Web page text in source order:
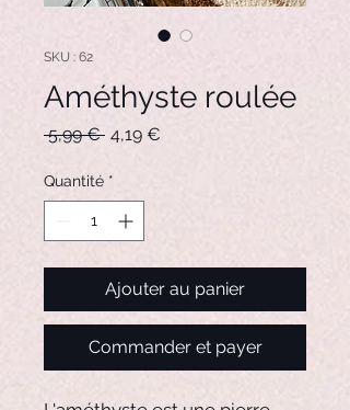
SKU : 62
Améthyste roulée
5,99 € Prix
4,19 €
Quantité *
Ajouter au panier
Commander et payer